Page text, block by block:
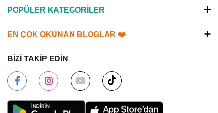
POPÜLER KATEGORİLER
EN ÇOK OKUNAN BLOGLAR ❤️
BİZİ TAKİP EDİN